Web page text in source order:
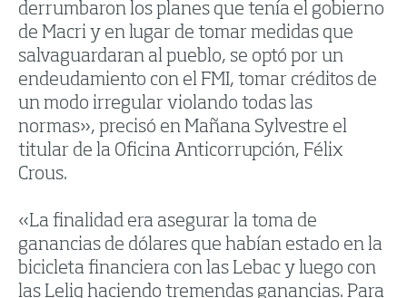
derrumbaron los planes que tenía el gobierno
de Macri y en lugar de tomar medidas que
salvaguardaran al pueblo, se optó por un
endeudamiento con el FMI, tomar créditos de
un modo irregular violando todas las
normas», precisó en Mañana Sylvestre el
titular de la Oficina Anticorrupción, Félix
Crous.
«La finalidad era asegurar la toma de
ganancias de dólares que habían estado en la
bicicleta financiera con las Lebac y luego con
las Leliq haciendo tremendas ganancias. Para